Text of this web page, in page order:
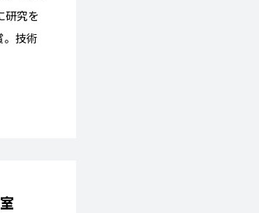
研究を
。技術